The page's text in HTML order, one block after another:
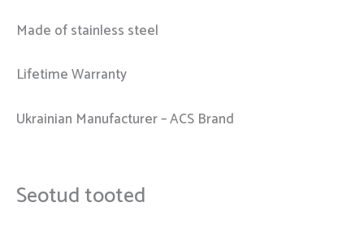
Made of stainless steel
Lifetime Warranty
Ukrainian Manufacturer – ACS Brand
Seotud tooted